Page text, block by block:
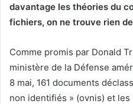
davantage les théories du
fichiers, on ne trouve rien
Comme promis par Donald
ministère de la Défense
8 mai, 161 documents
non identifiés » (ovnis) et